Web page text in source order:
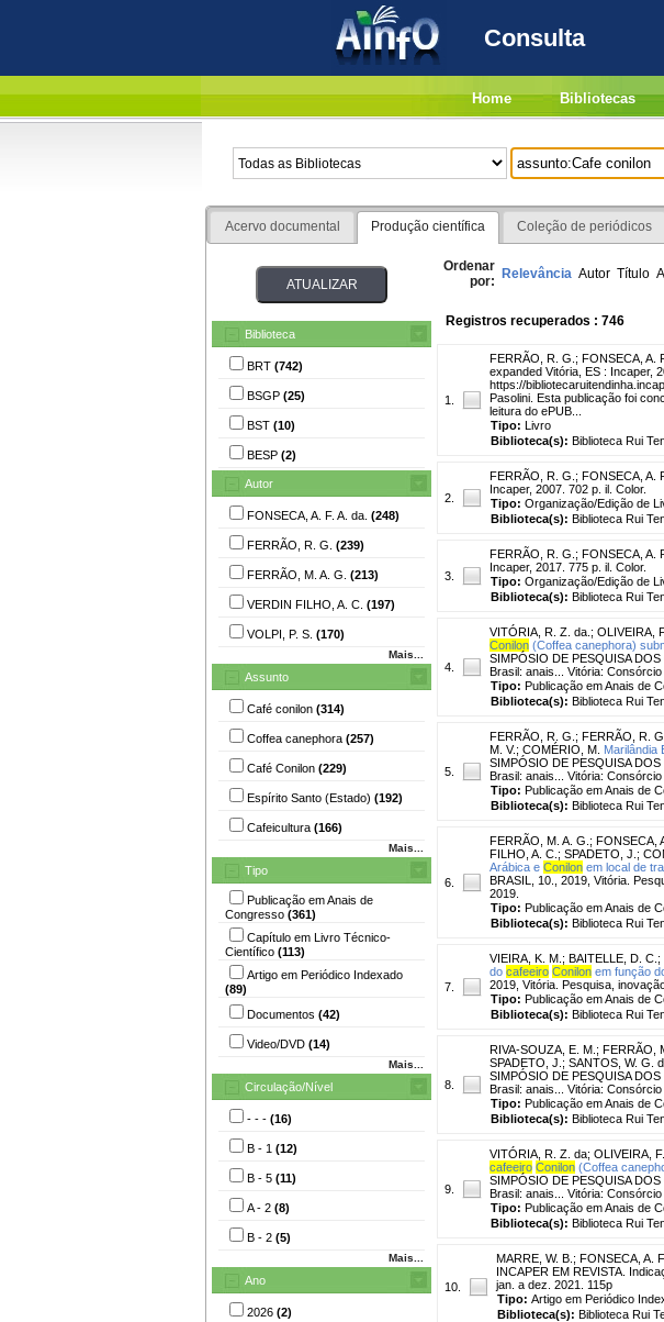
Consulta
Home Bibliotecas
Acervo documental Produção científica Coleção de periódicos
Biblioteca
BRT (742)
BSGP (25)
BST (10)
BESP (2)
Autor
FONSECA, A. F. A. da. (248)
FERRÃO, R. G. (239)
FERRÃO, M. A. G. (213)
VERDIN FILHO, A. C. (197)
VOLPI, P. S. (170)
Mais...
Assunto
Café conilon (314)
Coffea canephora (257)
Café Conilon (229)
Espírito Santo (Estado) (192)
Cafeicultura (166)
Mais...
Tipo
Publicação em Anais de
Congresso (361)
Capítulo em Livro Técnico-
Científico (113)
Artigo em Periódico Indexado
(89)
Documentos (42)
Video/DVD (14)
Mais...
Circulação/Nível
- - - (16)
B - 1 (12)
B - 5 (11)
A - 2 (8)
B - 2 (5)
Mais...
Ano
2026 (2)
Ordenar
por: Relevância Autor Título
Registros recuperados : 746
1.
FERRÃO, R. G. ; FONSECA, A.
expanded Vitória, ES : Incaper,
https://
Pasolini. Esta publicação foi
leitura do ePUB...
Tipo: Livro
Biblioteca(s): Biblioteca Rui
2.
FERRÃO, R. G. ; FONSECA, A.
Incaper, 2007. 702 p. il. Color.
Tipo: Organização/Edição de
Biblioteca(s): Biblioteca Rui
3.
FERRÃO, R. G. ; FONSECA, A.
Incaper, 2017. 775 p. il. Color.
Tipo: Organização/Edição de
Biblioteca(s): Biblioteca Rui
4.
VITÓRIA, R. Z. da. ; OLIVEIRA,
Conilon (Coffea canephora)
SIMPÓSIO DE PESQUISA
Brasil: anais... Vitória:
Tipo: Publicação em Anais de
Biblioteca(s): Biblioteca Rui
5.
FERRÃO, R. G. ; FERRÃO, R. G.
M. V.; COMÉRIO, M. Marilândia
SIMPÓSIO DE PESQUISA
Brasil: anais... Vitória:
Tipo: Publicação em Anais de
Biblioteca(s): Biblioteca Rui
6.
FERRÃO, M. A. G. ; FONSECA,
FILHO, A. C. ; SPADETO, J. ;
Arábica e Conilon em local de
BRASIL, 10., 2019, Vitória.
2019.
Tipo: Publicação em Anais de
Biblioteca(s): Biblioteca Rui
7.
VIEIRA, K. M. ; BAITELLE, D. C. ;
do cafeeiro Conilon em função
2019, Vitória. Pesquisa,
Tipo: Publicação em Anais de
Biblioteca(s): Biblioteca Rui
8.
RIVA-SOUZA, E. M. ; FERRÃO,
SPADETO, J. ; SANTOS, W. G.
SIMPÓSIO DE PESQUISA
Brasil: anais... Vitória:
Tipo: Publicação em Anais de
Biblioteca(s): Biblioteca Rui
9.
VITÓRIA, R. Z. da; OLIVEIRA,
cafeeiro Conilon (Coffea
SIMPÓSIO DE PESQUISA
Brasil: anais... Vitória:
Tipo: Publicação em Anais de
Biblioteca(s): Biblioteca Rui
10.
MARRE, W. B. ; FONSECA, A.
INCAPER EM REVISTA.
jan. a dez. 2021. 115p
Tipo: Artigo em Periódico
Biblioteca(s): Biblioteca Rui